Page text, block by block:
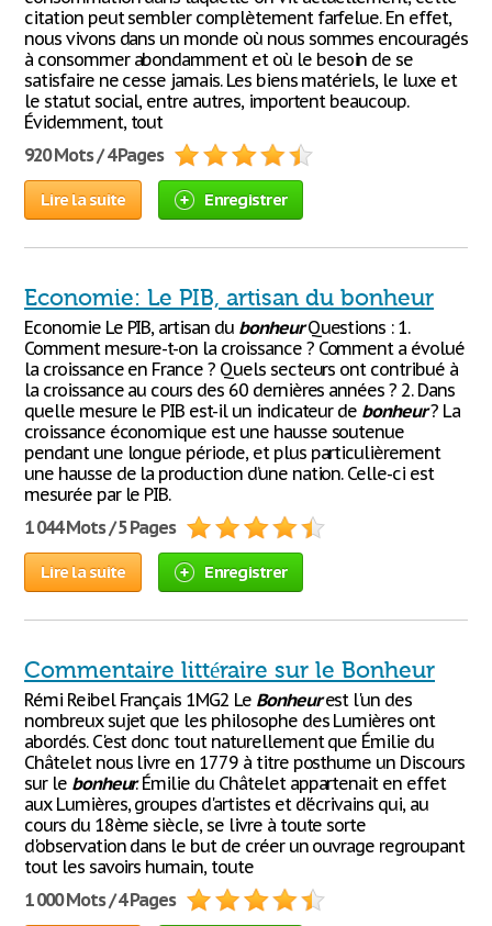
citation peut sembler complètement farfelue. En effet,
nous vivons dans un monde où nous sommes encouragés
à consommer abondamment et où le besoin de se
satisfaire ne cesse jamais. Les biens matériels, le luxe et
le statut social, entre autres, importent beaucoup.
Évidemment, tout
920 Mots / 4 Pages
Lire la suite Enregistrer
Economie: Le PIB, artisan du bonheur
Economie Le PIB, artisan du bonheurQuestions : 1.
Comment mesure-t-on la croissance ? Comment a évolué
la croissance en France ? Quels secteurs ont contribué à
la croissance au cours des 60 dernières années ? 2. Dans
quelle mesure le PIB est-il un indicateur de bonheur? La
croissance économique est une hausse soutenue
pendant une longue période, et plus particulièrement
une hausse de la production d’une nation. Celle-ci est
mesurée par le PIB.
1 044 Mots / 5 Pages
Lire la suite Enregistrer
Commentaire littéraire sur le Bonheur
Rémi Reibel Français 1MG2 Le Bonheurest l'un des
nombreux sujet que les philosophe des Lumières ont
abordés. C'est donc tout naturellement que Émilie du
Châtelet nous livre en 1779 à titre posthume un Discours
sur le bonheur. Émilie du Châtelet appartenait en effet
aux Lumières, groupes d'artistes et d'écrivains qui, au
cours du 18ème siècle, se livre à toute sorte
d'observation dans le but de créer un ouvrage regroupant
tout les savoirs humain, toute
1 000 Mots / 4 Pages